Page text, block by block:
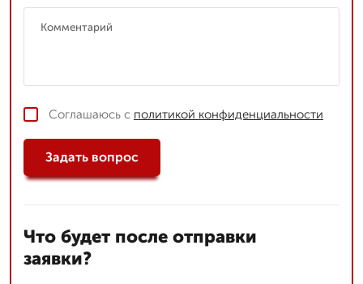
Соглашаюсь с политикой конфиденциальности
Задать вопрос
Что будет после отправки
заявки?